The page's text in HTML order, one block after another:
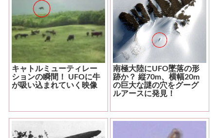
キャトルミューティレー
ションの瞬間！ UFOに牛
が吸い込まれていく映像
南極大陸にUFO墜落の形
跡か？ 縦70m、横幅20m
の巨大な謎の穴をグーグ
ルアースに発見！